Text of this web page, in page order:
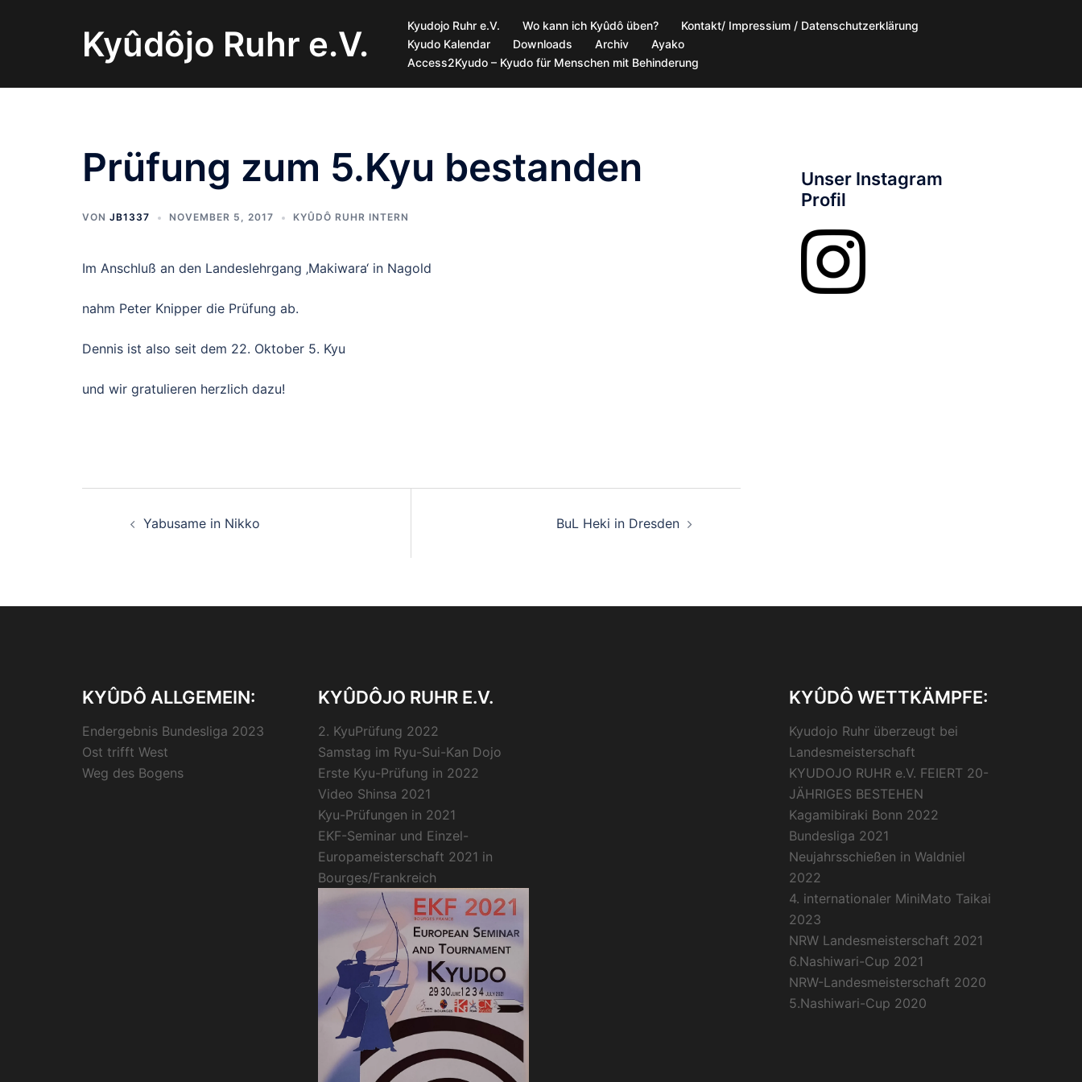
Kyûdôjo Ruhr e.V. Kyudojo Ruhr e.V. Wo kann ich Kyûdô üben?
Kontakt/ Impressium / Datenschutzerklärung
Kyudo Kalendar
Downloads Archiv
Ayako
Access2Kyudo – Kyudo für Menschen mit Behinderung
Prüfung zum 5.Kyu bestanden
VON JB1337 NOVEMBER 5, 2017 KYÛDÔ RUHR INTERN
Im Anschluß an den Landeslehrgang ‚Makiwara‘ in Nagold
nahm Peter Knipper die Prüfung ab.
Dennis ist also seit dem 22. Oktober 5. Kyu
und wir gratulieren herzlich dazu!
Yabusame in Nikko BuL Heki in Dresden
Unser Instagram
Profil
KYÛDÔ ALLGEMEIN:
Endergebnis Bundesliga 2023
Ost trifft West
Weg des Bogens
KYÛDÔJO RUHR E.V.
2. KyuPrüfung 2022
Samstag im Ryu-Sui-Kan Dojo
Erste Kyu-Prüfung in 2022
Video Shinsa 2021
Kyu-Prüfungen in 2021
EKF-Seminar und Einzel-
Europameisterschaft 2021 in
Bourges/Frankreich
KYÛDÔ WETTKÄMPFE:
Kyudojo Ruhr überzeugt bei
Landesmeisterschaft
KYUDOJO RUHR e.V. FEIERT 20-
JÄHRIGES BESTEHEN
Kagamibiraki Bonn 2022
Bundesliga 2021
Neujahrsschießen in Waldniel
2022
4. internationaler MiniMato Taikai
2023
NRW Landesmeisterschaft 2021
6.Nashiwari-Cup 2021
NRW-Landesmeisterschaft 2020
5.Nashiwari-Cup 2020